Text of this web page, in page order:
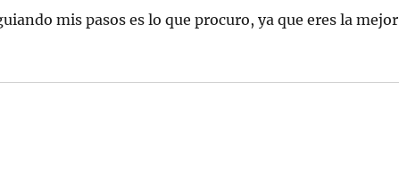
mis pasos es lo que procuro, ya que eres la mejor